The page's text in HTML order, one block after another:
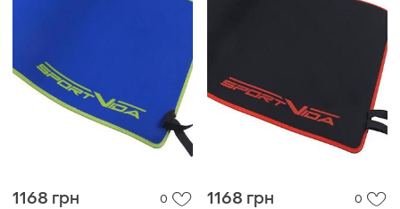
1168 грн 0 1168 грн 0